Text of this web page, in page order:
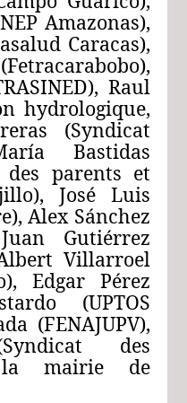
Amazonas),
Caracas),
Raul
hydrologique,
(Syndicat
Bastidas
parents et
José Luis
Alex Sánchez
Gutiérrez
Villarroel
Edgar Pérez
(UPTOS
(FENAJUPV),
des
mairie de